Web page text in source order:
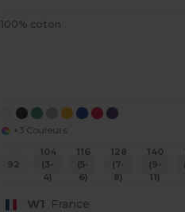
100% coton
+3 Couleurs
92
104
(3-
4)
116
(5-
6)
128
(7-
8)
140
(9-
11)
W1 France